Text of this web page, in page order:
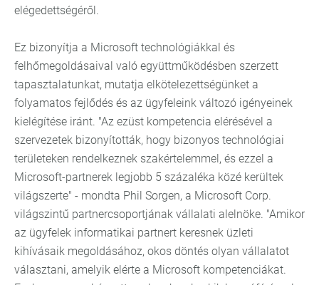
elégedettségéről.
Ez bizonyítja a Microsoft technológiákkal és
felhőmegoldásaival való együttműködésben szerzett
tapasztalatunkat, mutatja elkötelezettségünket a
folyamatos fejlődés és az ügyfeleink változó igényeinek
kielégítése iránt. "Az ezüst kompetencia elérésével a
szervezetek bizonyították, hogy bizonyos technológiai
területeken rendelkeznek szakértelemmel, és ezzel a
Microsoft-partnerek legjobb 5 százaléka közé kerültek
világszerte" - mondta Phil Sorgen, a Microsoft Corp.
világszintű partnercsoportjának vállalati alelnöke. "Amikor
az ügyfelek informatikai partnert keresnek üzleti
kihívásaik megoldásához, okos döntés olyan vállalatot
választani, amelyik elérte a Microsoft kompetenciákat.